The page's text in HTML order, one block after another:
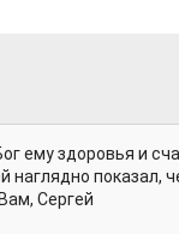
ему здоровья и
наглядно показал,
Сергей